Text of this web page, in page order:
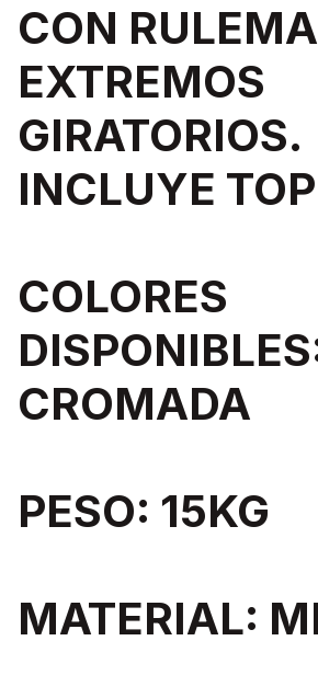
CON
EXTREMOS
GIRATORIOS.
INCLUYE
COLORES
CROMADA
PESO: 15KG
MATERIAL: